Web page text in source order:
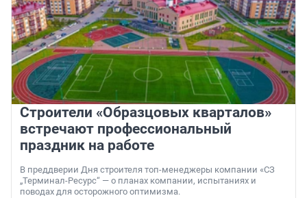
Строители «Образцовых кварталов»
встречают профессиональный
праздник на работе
В преддверии Дня строителя топ-менеджеры компании «СЗ
„Терминал-Ресурс“ — о планах компании, испытаниях и
поводах для осторожного оптимизма.